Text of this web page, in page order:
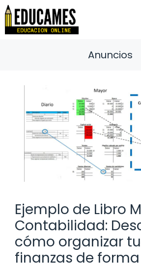
Saltar
contenido
Anuncios
Ejemplo de Libro
Contabilidad:
cómo organizar
finanzas de